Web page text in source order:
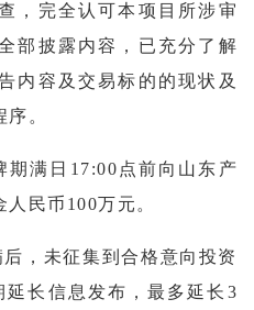
，完全认可本项目所涉审
部披露内容，已充分了解
内容及交易标的的现状及
。
期满日17:00点前向山东产
民币100万元。
，未征集到合格意向投资
长信息发布，最多延长3